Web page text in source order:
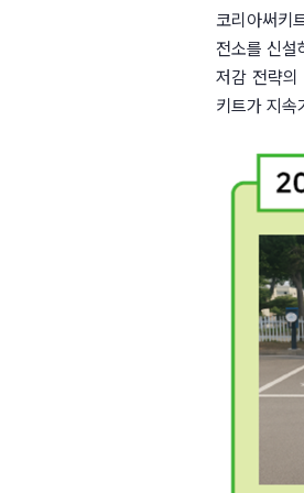
코리아써키
전소를 신설
저감 전략
키트가 지속